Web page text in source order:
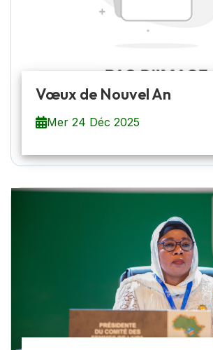
Vœux de Nouvel An
Mer 24 Déc 2025